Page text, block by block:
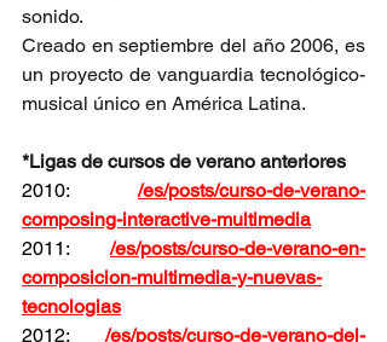
sonido.
Creado en septiembre del año 2006, es
un proyecto de vanguardia tecnológico-
musical único en América Latina.
*Ligas de cursos de verano anteriores
2010: /es/posts/curso-de-verano-
composing-interactive-multimedia
2011: /es/posts/curso-de-verano-en-
composicion-multimedia-y-nuevas-
tecnologias
2012: /es/posts/curso-de-verano-del-